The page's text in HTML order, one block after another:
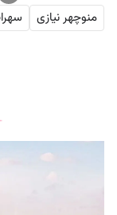
منوچهر نیازی